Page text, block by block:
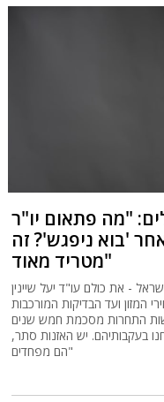
"מה פתאום יו"ר
'בוא ניפגש'? זה
מטריד מאוד"
- את כולם עו"ד יעל שיינין
ועד הבדיקות המורכבות
התחרות מסכמת חמש שנים
בעקבותיהם. יש האזנות סתר,
הם מפחדים"